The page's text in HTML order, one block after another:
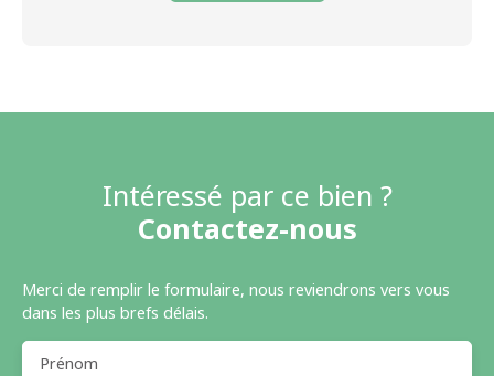
Intéressé par ce bien ?
Contactez-nous
Merci de remplir le formulaire, nous reviendrons vers vous
dans les plus brefs délais.
Prénom